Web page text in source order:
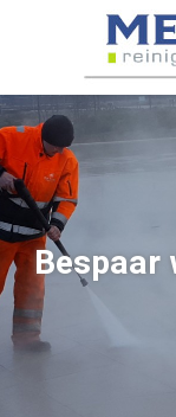
Bespaar